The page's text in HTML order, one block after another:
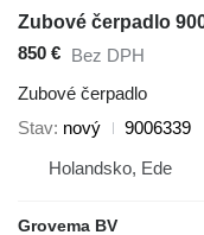
850 € Bez DPH
Zubové čerpadlo
Stav nový
9006339
Holandsko, Ede
Grovema BV